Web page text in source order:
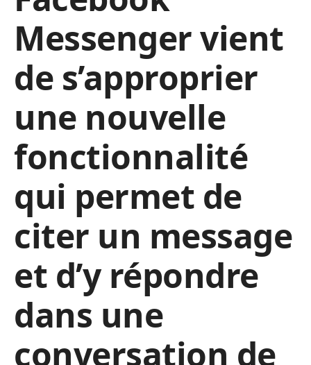
Messenger vient
de s’approprier
une nouvelle
fonctionnalité
qui permet de
citer un message
et d’y répondre
dans une
conversation de